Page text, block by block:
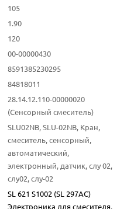
105
1.90
120
00-00000430
8591385230295
84818011
28.14.12.110-00000020
(Сенсорный смеситель)
SLU02NB, SLU-02NB, Кран,
смеситель, сенсорный,
автоматический,
электронный, датчик, слу 02,
слу02, слу-02
SL 621 S1002 (SL 297AC)
Электроника для смесителя,